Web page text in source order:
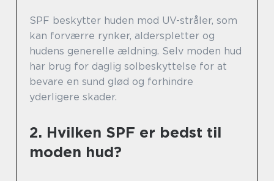
SPF beskytter huden mod UV-stråler, som
kan forværre rynker, alderspletter og
hudens generelle ældning. Selv moden hud
har brug for daglig solbeskyttelse for at
bevare en sund glød og forhindre
yderligere skader.
2. Hvilken SPF er bedst til
moden hud?